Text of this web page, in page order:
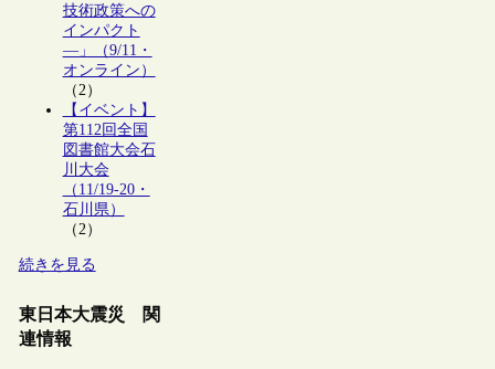
技術政策への
インパクト
―」（9/11・
オンライン）
（2）
【イベント】
第112回全国
図書館大会石
川大会
（11/19-20・
石川県）
（2）
続きを見る
東日本大震災 関
連情報